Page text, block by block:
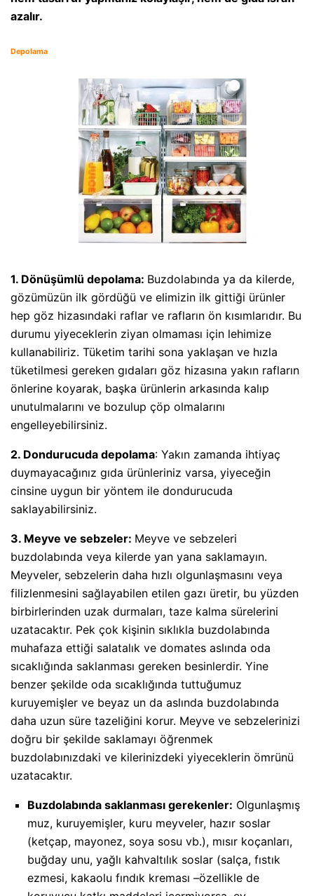
azalır.
Depolama
1. Dönüşümlü depolama: Buzdolabında ya da kilerde,
gözümüzün ilk gördüğü ve elimizin ilk gittiği ürünler
hep göz hizasındaki raflar ve rafların ön kısımlarıdır. Bu
durumu yiyeceklerin ziyan olmaması için lehimize
kullanabiliriz. Tüketim tarihi sona yaklaşan ve hızla
tüketilmesi gereken gıdaları göz hizasına yakın rafların
önlerine koyarak, başka ürünlerin arkasında kalıp
unutulmalarını ve bozulup çöp olmalarını
engelleyebilirsiniz.
2. Dondurucuda depolama: Yakın zamanda ihtiyaç
duymayacağınız gıda ürünleriniz varsa, yiyeceğin
cinsine uygun bir yöntem ile dondurucuda
saklayabilirsiniz.
3. Meyve ve sebzeler: Meyve ve sebzeleri
buzdolabında veya kilerde yan yana saklamayın.
Meyveler, sebzelerin daha hızlı olgunlaşmasını veya
filizlenmesini sağlayabilen etilen gazı üretir, bu yüzden
birbirlerinden uzak durmaları, taze kalma sürelerini
uzatacaktır. Pek çok kişinin sıklıkla buzdolabında
muhafaza ettiği salatalık ve domates aslında oda
sıcaklığında saklanması gereken besinlerdir. Yine
benzer şekilde oda sıcaklığında tuttuğumuz
kuruyemişler ve beyaz un da aslında buzdolabında
daha uzun süre tazeliğini korur. Meyve ve sebzelerinizi
doğru bir şekilde saklamayı öğrenmek
buzdolabınızdaki ve kilerinizdeki yiyeceklerin ömrünü
uzatacaktır.
Buzdolabında saklanması gerekenler: Olgunlaşmış
muz, kuruyemişler, kuru meyveler, hazır soslar
(ketçap, mayonez, soya sosu vb.), mısır koçanları,
buğday unu, yağlı kahvaltılık soslar (salça, fıstık
ezmesi, kakaolu fındık kreması –özellikle de